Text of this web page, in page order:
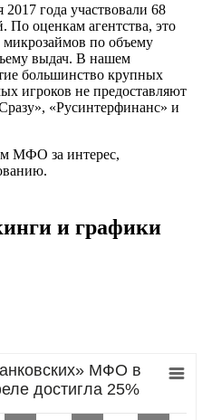
года участвовали 68
оценкам агентства, это
микрозаймов по объему
выдач. В нашем
большинство крупных
игроков не предоставляют
«Русинтерфинанс» и
МФО за интерес,
и графики
МФО в
достигла 25%